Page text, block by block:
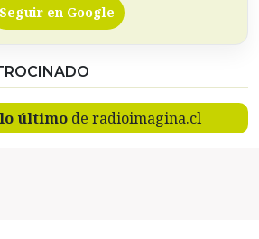
Seguir en Google
últimode radioimagina.cl